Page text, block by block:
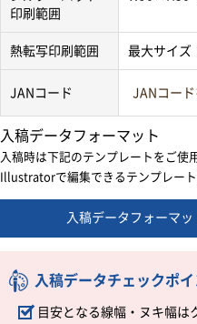
印刷範囲
熱転写印刷範囲 最大サイズ
JANコード JANコー
入稿データフォーマット
入稿時は下記のテンプレートをご使
Illustratorで編集できるテンプレート
入稿データフォーマ
入稿データチェックポイ
目安となる線幅・ヌキ幅は